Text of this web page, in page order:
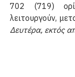
702 (719)
λειτουργούν,
Δευτέρα, εκτός